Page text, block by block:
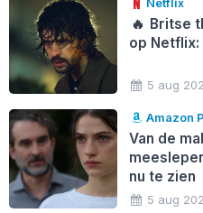
🔥 Britse
op
5 aug
Amazon
Van de
nu te zien
5 aug